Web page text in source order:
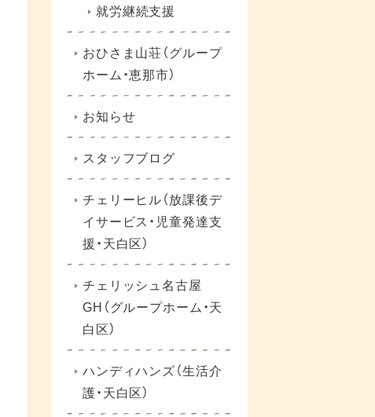
就労継続支援
おひさま山荘（グループ
ホーム・恵那市）
お知らせ
スタッフブログ
チェリーヒル（放課後デ
イサービス・児童発達支
援・天白区）
チェリッシュ名古屋
GH（グループホーム・天
白区）
ハンディハンズ（生活介
護・天白区）